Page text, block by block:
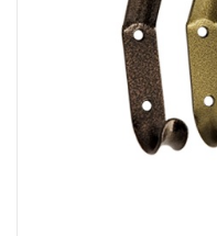
Электроды и проволока